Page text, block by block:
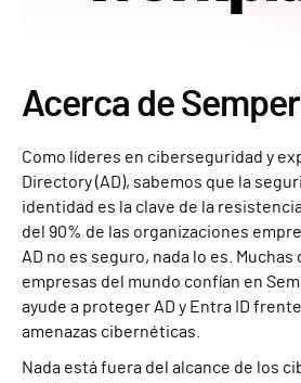
Acerca de
Como líderes en ciberseguridad y
Directory (AD), sabemos que la
identidad es la clave de la
del 90% de las organizaciones
AD no es seguro, nada lo es.
empresas del mundo confían en
ayude a proteger AD y Entra ID
amenazas cibernéticas.
Nada está fuera del alcance de los